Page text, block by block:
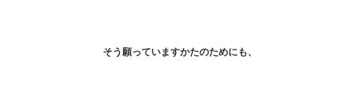
そう願っていますかたのためにも、